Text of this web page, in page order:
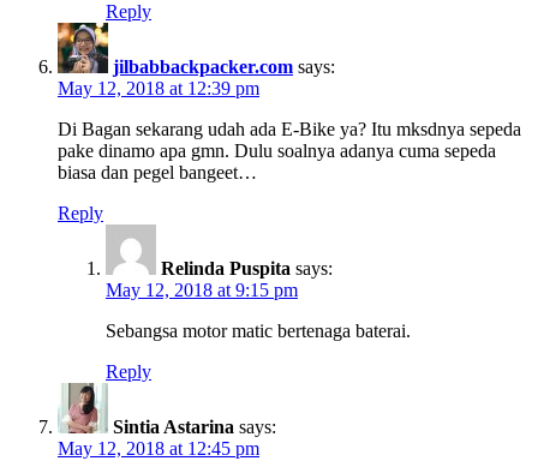
Reply
jilbabbackpacker.com says:
May 12, 2018 at 12:39 pm
Di Bagan sekarang udah ada E-Bike ya? Itu mksdnya sepeda
pake dinamo apa gmn. Dulu soalnya adanya cuma sepeda
biasa dan pegel bangeet…
Reply
Relinda Puspita says:
May 12, 2018 at 9:15 pm
Sebangsa motor matic bertenaga baterai.
Reply
Sintia Astarina says:
May 12, 2018 at 12:45 pm